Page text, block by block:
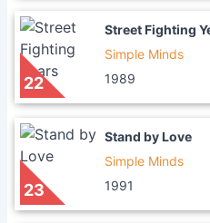
22
Street Fighting
Simple Minds
1989
23
Stand by Love
Simple Minds
1991